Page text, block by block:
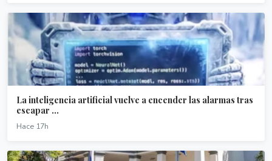
La inteligencia artificial vuelve a encender las alarmas tras
escapar ...
Hace 17h